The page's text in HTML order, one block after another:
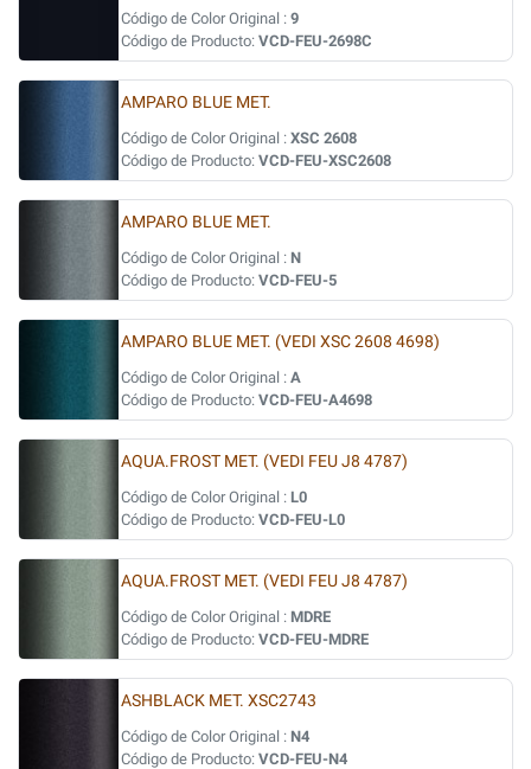
Código de Color Original : 9
Código de Producto: VCD-FEU-2698C
AMPARO BLUE MET.
Código de Color Original : XSC 2608
Código de Producto: VCD-FEU-XSC2608
AMPARO BLUE MET.
Código de Color Original : N
Código de Producto: VCD-FEU-5
AMPARO BLUE MET. (VEDI XSC 2608 4698)
Código de Color Original : A
Código de Producto: VCD-FEU-A4698
AQUA.FROST MET. (VEDI FEU J8 4787)
Código de Color Original : L0
Código de Producto: VCD-FEU-L0
AQUA.FROST MET. (VEDI FEU J8 4787)
Código de Color Original : MDRE
Código de Producto: VCD-FEU-MDRE
ASHBLACK MET. XSC2743
Código de Color Original : N4
Código de Producto: VCD-FEU-N4